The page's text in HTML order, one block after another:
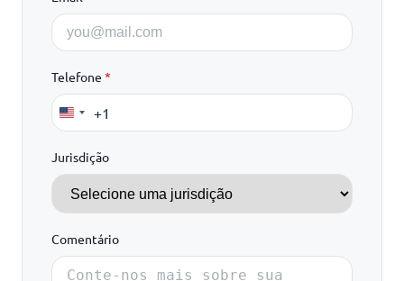
Telefone *
United
+1
+1
Jurisdição
Comentário